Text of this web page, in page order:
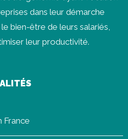
dans leur démarche
bien-être de leurs salariés,
leur productivité.
France